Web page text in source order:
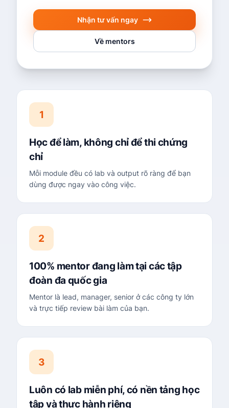
Nhận tư vấn ngay
Về mentors
1
Học để làm, không chỉ để thi chứng
chỉ
Mỗi module đều có lab và output rõ ràng để bạn
dùng được ngay vào công việc.
2
100% mentor đang làm tại các tập
đoàn đa quốc gia
Mentor là lead, manager, senior ở các công ty lớn
và trực tiếp review bài làm của bạn.
3
Luôn có lab miễn phí, có nền tảng học
tập và thực hành riêng